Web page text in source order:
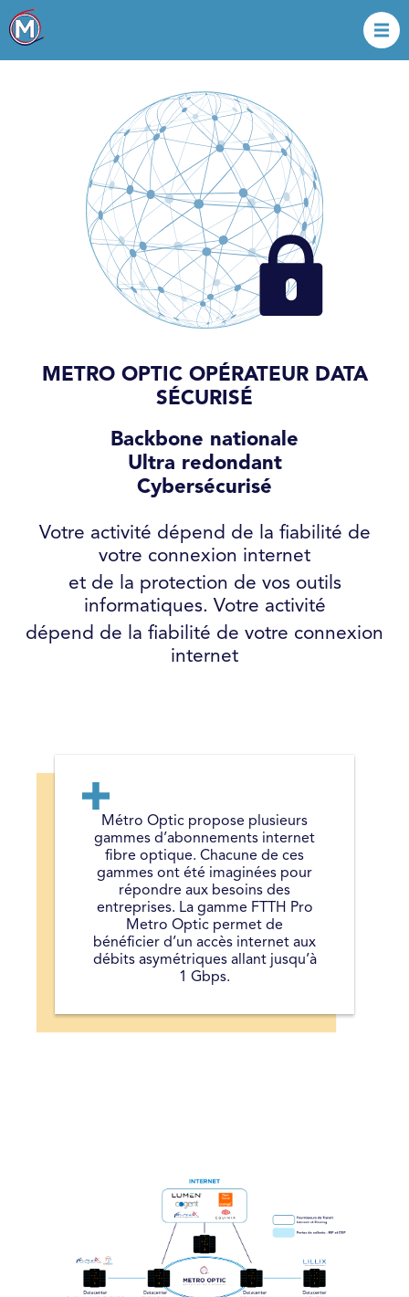
METRO OPTIC OPÉRATEUR DATA
SÉCURISÉ
Backbone nationale
Ultra redondant
Cybersécurisé
Votre activité dépend de la fiabilité de
votre connexion internet
et de la protection de vos outils
informatiques. Votre activité
dépend de la fiabilité de votre connexion
internet
Métro Optic propose plusieurs
gammes d’abonnements internet
fibre optique. Chacune de ces
gammes ont été imaginées pour
répondre aux besoins des
entreprises. La gamme FTTH Pro
Metro Optic permet de
bénéficier d’un accès internet aux
débits asymétriques allant jusqu’à
1 Gbps.